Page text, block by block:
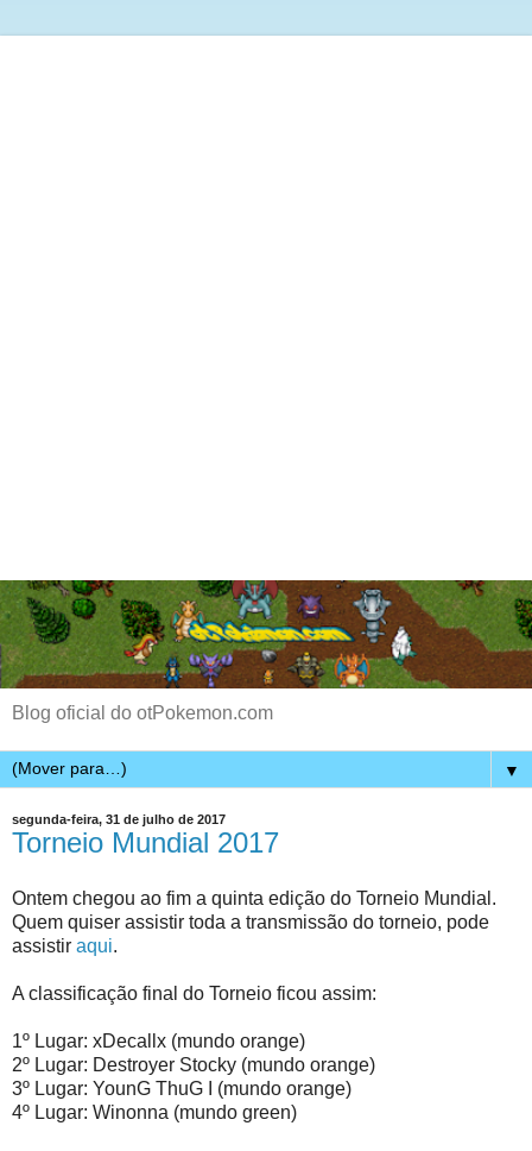
Blog oficial do otPokemon.com
▼
segunda-feira, 31 de julho de 2017
Torneio Mundial 2017
Ontem chegou ao fim a quinta edição do Torneio Mundial.
Quem quiser assistir toda a transmissão do torneio, pode
assistir aqui.
A classificação final do Torneio ficou assim:
1º Lugar: xDecallx (mundo orange)
2º Lugar: Destroyer Stocky (mundo orange)
3º Lugar: YounG ThuG I (mundo orange)
4º Lugar: Winonna (mundo green)